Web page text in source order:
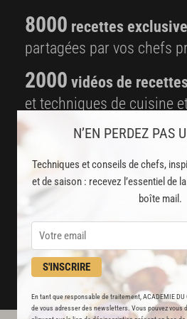
N’EN PERDEZ PAS
Techniques et conseils de chefs,
et de saison : recevez l’essentiel de
boîte mail.
S'INSCRIRE
En tant que responsable de traitement, ACADEMIE
de vous adresser des newsletters. Vous pouvez vous
8000 recettes
partagées par vos chefs
2000 vidéos de
et techniques de cuisine
Des nouveautés
disponibles chaque
Stop pub
JE
DÉJÀ ABONNÉ(E) ? JE